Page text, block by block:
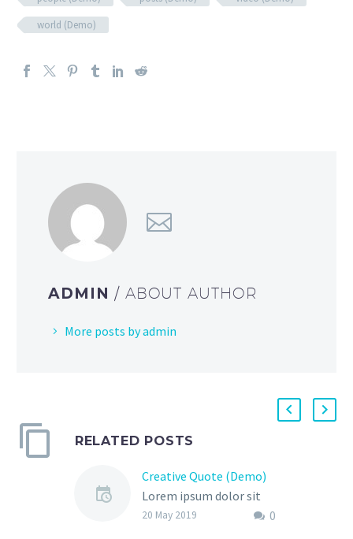
world (Demo)
ADMIN / ABOUT AUTHOR
More posts by admin
RELATED POSTS
Creative Quote (Demo)
Lorem ipsum dolor sit
amet, consectetur
0
20 May 2019